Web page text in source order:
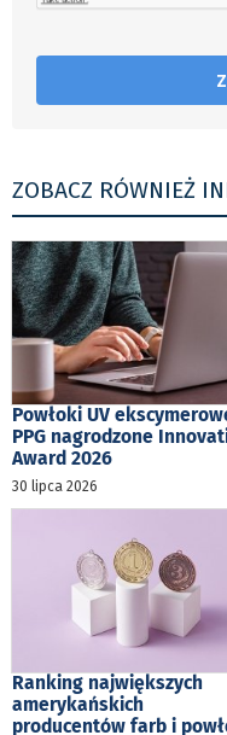
ZOBACZ RÓWNIEŻ
Powłoki UV
PPG nagrodzone
Award 2026
30 lipca 2026
Ranking największych
amerykańskich
producentów farb i